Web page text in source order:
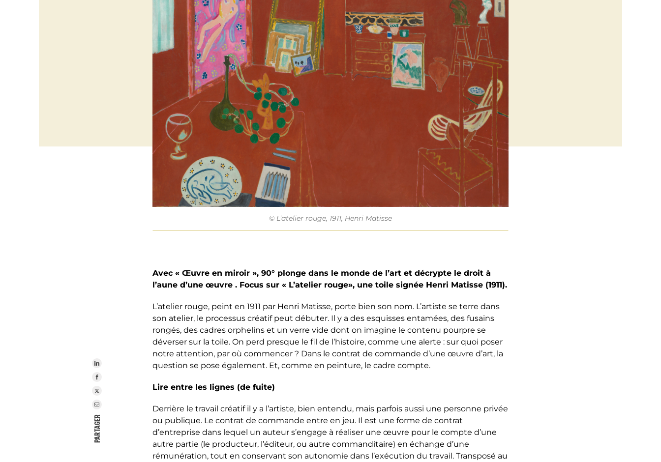
© L’atelier rouge, 1911, Henri Matisse
PARTAGER
Avec « Œuvre en miroir », 90° plonge dans le monde de l’art et décrypte le droit à
l’aune d’une œuvre . Focus sur « L’atelier rouge», une toile signée Henri Matisse (1911).
L’atelier rouge, peint en 1911 par Henri Matisse, porte bien son nom. L’artiste se terre dans
son atelier, le processus créatif peut débuter. Il y a des esquisses entamées, des fusains
rongés, des cadres orphelins et un verre vide dont on imagine le contenu pourpre se
déverser sur la toile. On perd presque le fil de l’histoire, comme une alerte : sur quoi poser
notre attention, par où commencer ? Dans le contrat de commande d’une œuvre d’art, la
question se pose également. Et, comme en peinture, le cadre compte.
Lire entre les lignes (de fuite)
Derrière le travail créatif il y a l’artiste, bien entendu, mais parfois aussi une personne privée
ou publique. Le contrat de commande entre en jeu. Il est une forme de contrat
d’entreprise dans lequel un auteur s’engage à réaliser une œuvre pour le compte d’une
autre partie (le producteur, l’éditeur, ou autre commanditaire) en échange d’une
rémunération, tout en conservant son autonomie dans l’exécution du travail. Transposé au